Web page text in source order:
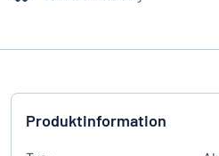
Produktinformation